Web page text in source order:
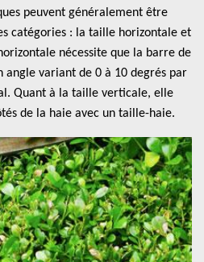
peuvent généralement être
catégories : la taille horizontale et
nécessite que la barre de
angle variant de 0 à 10 degrés par
Quant à la taille verticale, elle
de la haie avec un taille-haie.